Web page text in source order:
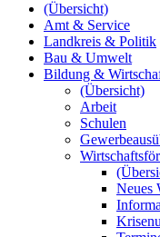
(Übersicht)
Amt & Service
Landkreis & Politik
Bau & Umwelt
Bildung &
(Übersicht)
Arbeit
Schulen
Neues